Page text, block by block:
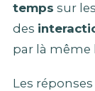
temps sur
des
par là même
Les